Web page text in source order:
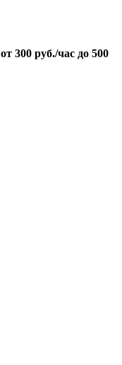
от 300 руб./час до 500